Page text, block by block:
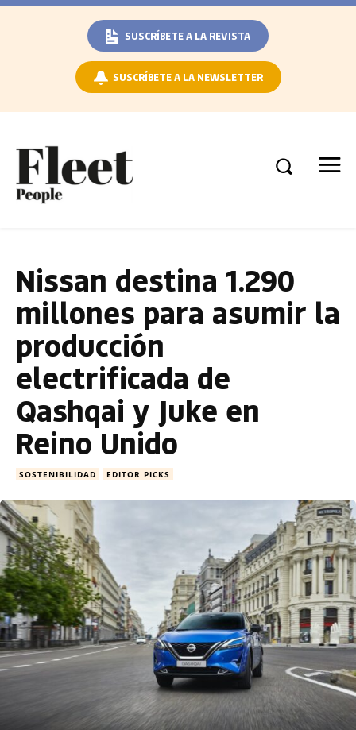
SUSCRÍBETE A LA REVISTA
SUSCRÍBETE A LA NEWSLETTER
Nissan destina 1.290
millones para asumir la
producción
electrificada de
Qashqai y Juke en
Reino Unido
SOSTENIBILIDAD EDITOR PICKS